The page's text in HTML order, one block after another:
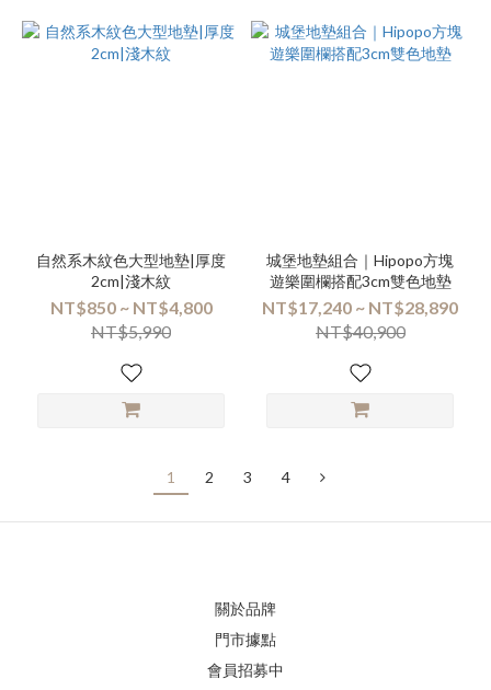
自然系木紋色大型地墊|厚度
2cm|淺木紋
NT$850 ~ NT$4,800
NT$5,990
城堡地墊組合｜Hipopo方塊
遊樂圍欄搭配3cm雙色地墊
NT$17,240 ~ NT$28,890
NT$40,900
1 2 3 4
關於品牌
門市據點
會員招募中